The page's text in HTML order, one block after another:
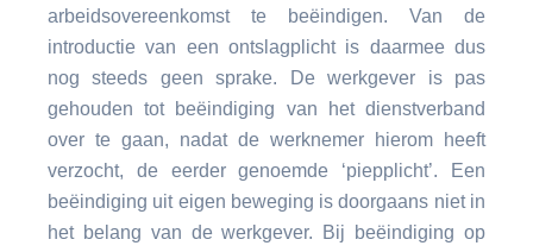
arbeidsovereenkomst te beëindigen. Van de
introductie van een ontslagplicht is daarmee dus
nog steeds geen sprake. De werkgever is pas
gehouden tot beëindiging van het dienstverband
over te gaan, nadat de werknemer hierom heeft
verzocht, de eerder genoemde ‘piepplicht’. Een
beëindiging uit eigen beweging is doorgaans niet in
het belang van de werkgever. Bij beëindiging op